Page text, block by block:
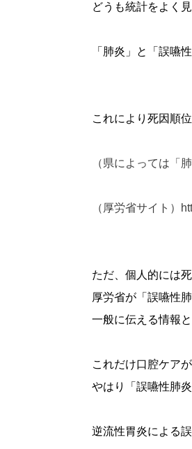
どうも統計をよく
「肺炎」と「誤嚥
これにより死因順
（県によっては「
（厚労省サイト）
ただ、個人的には
厚労省が「誤嚥性
一般に伝える情報
これだけ口腔ケア
やはり「誤嚥性肺
逆流性胃炎による